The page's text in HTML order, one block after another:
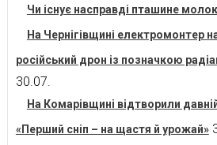
Чи існує насправді пташине
На Чернігівщині електромонтер
російський дрон із позначкою
30.07.
На Комарівщині відтворили
«Перший сніп – на щастя й урожай»